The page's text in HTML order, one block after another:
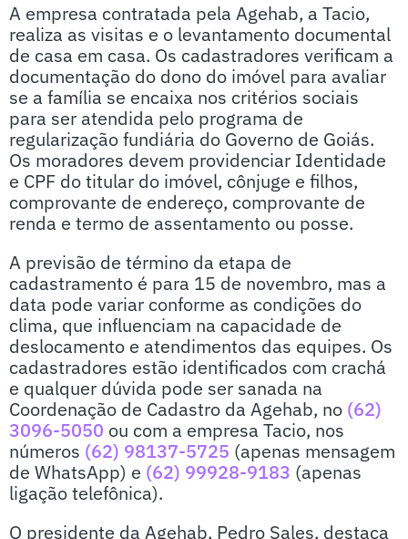
A empresa contratada pela Agehab, a Tacio,
realiza as visitas e o levantamento documental
de casa em casa. Os cadastradores verificam a
documentação do dono do imóvel para avaliar
se a família se encaixa nos critérios sociais
para ser atendida pelo programa de
regularização fundiária do Governo de Goiás.
Os moradores devem providenciar Identidade
e CPF do titular do imóvel, cônjuge e filhos,
comprovante de endereço, comprovante de
renda e termo de assentamento ou posse.
A previsão de término da etapa de
cadastramento é para 15 de novembro, mas a
data pode variar conforme as condições do
clima, que influenciam na capacidade de
deslocamento e atendimentos das equipes. Os
cadastradores estão identificados com crachá
e qualquer dúvida pode ser sanada na
Coordenação de Cadastro da Agehab, no (62)
3096-5050 ou com a empresa Tacio, nos
números (62) 98137-5725 (apenas mensagem
de WhatsApp) e (62) 99928-9183 (apenas
ligação telefônica).
O presidente da Agehab, Pedro Sales, destaca